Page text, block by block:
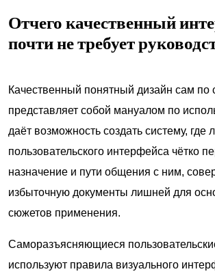
Отчего качественный
почти не требует
Качественный понятный дизайн сам по
представляет собой мануалом по
даёт возможность создать систему, где
пользовательского интерфейса чётко
назначение и пути общения с ним,
избыточную документы лишней для
сюжетов применения.
Саморазъясняющиеся
используют правила визуального